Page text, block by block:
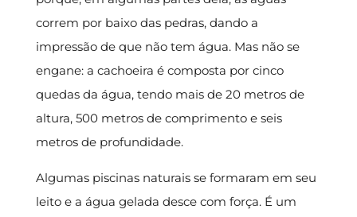
correm por baixo das pedras, dando a
impressão de que não tem água. Mas não se
engane: a cachoeira é composta por cinco
quedas da água, tendo mais de 20 metros de
altura, 500 metros de comprimento e seis
metros de profundidade.
Algumas piscinas naturais se formaram em seu
leito e a água gelada desce com força. É um